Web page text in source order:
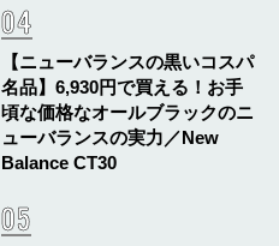
【ニューバランスの黒いコスパ
名品】6,930円で買える！お手
頃な価格なオールブラックのニ
ューバランスの実力／New
Balance CT30